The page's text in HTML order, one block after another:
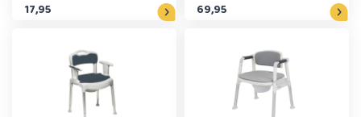
17,95 69,95